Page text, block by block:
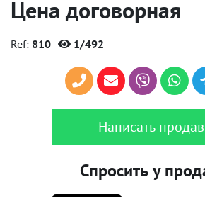
Цена договорная
Ref: 810 1/492
Написать
Спросить у